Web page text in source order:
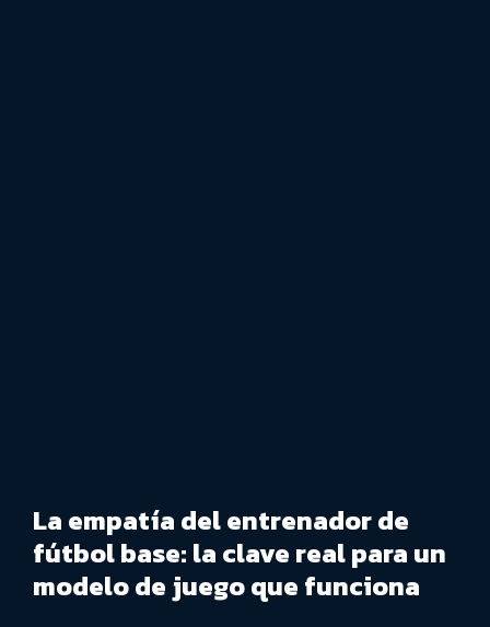
La empatía del entrenador de
fútbol base: la clave real para un
modelo de juego que funciona